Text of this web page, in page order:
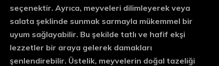
seçenektir. Ayrıca, meyveleri dilimleyerek veya
salata şeklinde sunmak sarmayla mükemmel bir
uyum sağlayabilir. Bu şekilde tatlı ve hafif ekşi
lezzetler bir araya gelerek damakları
şenlendirebilir. Üstelik, meyvelerin doğal tazeliği